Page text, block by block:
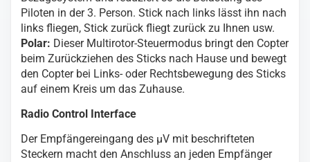
Piloten in der 3. Person. Stick nach links lässt ihn nach
links fliegen, Stick zurück fliegt zurück zu Ihnen usw.
Polar: Dieser Multirotor-Steuermodus bringt den Copter
beim Zurückziehen des Sticks nach Hause und bewegt
den Copter bei Links- oder Rechtsbewegung des Sticks
auf einem Kreis um das Zuhause.
Radio Control Interface
Der Empfängereingang des µV mit beschrifteten
Steckern macht den Anschluss an jeden Empfänger